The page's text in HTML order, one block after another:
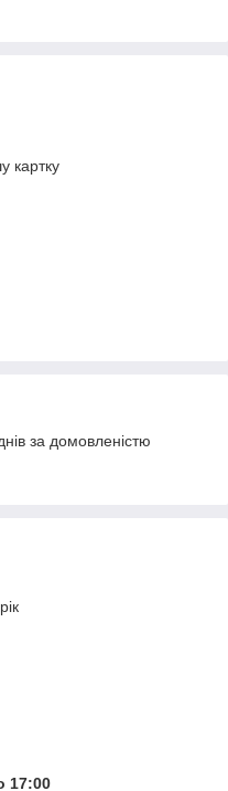
картку
за домовленістю
17:00